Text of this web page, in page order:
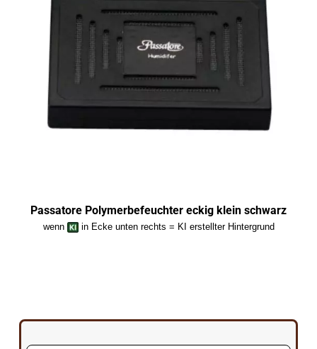
Passatore Polymerbefeuchter eckig klein schwarz
wenn in Ecke unten rechts = KI erstellter Hintergrund